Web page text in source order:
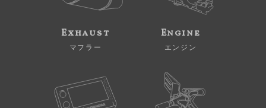
Exhaust
マフラー
Engine
エンジン